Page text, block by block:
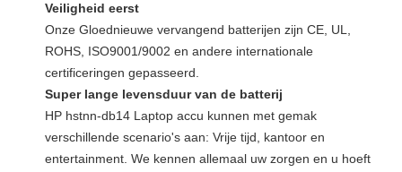
Veiligheid eerst
Onze Gloednieuwe vervangend batterijen zijn CE, UL,
ROHS, ISO9001/9002 en andere internationale
certificeringen gepasseerd.
Super lange levensduur van de batterij
HP hstnn-db14 Laptop accu kunnen met gemak
verschillende scenario's aan: Vrije tijd, kantoor en
entertainment. We kennen allemaal uw zorgen en u hoeft